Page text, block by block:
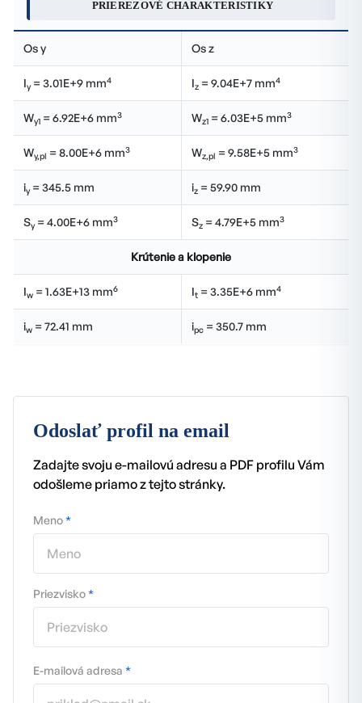
PRIEREZOVÉ CHARAKTERISTIKY
Os y Os z
Iy= 3.01E+9 mm4 Iz = 9.04E+7 mm4
Wy1 = 6.92E+6 mm3 Wz1 = 6.03E+5 mm3
Wy,pl = 8.00E+6 mm3 Wz,pl = 9.58E+5 mm3
iy= 345.5 mm iz = 59.90 mm
Sy= 4.00E+6 mm3 Sz = 4.79E+5 mm3
Krútenie a klopenie
Iw = 1.63E+13 mm6 It = 3.35E+6 mm4
iw = 72.41 mm ipc = 350.7 mm
Odoslať profil na email
Zadajte svoju e-mailovú adresu a PDF profilu Vám
odošleme priamo z tejto stránky.
Meno*
Priezvisko*
E-mailová adresa *